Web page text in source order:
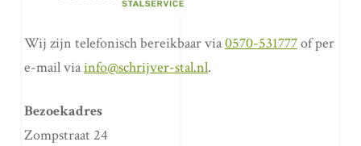
Wij zijn telefonisch bereikbaar via0570-531777of per
e-mail viainfo@schrijver-stal.nl.
Bezoekadres
Zompstraat 24